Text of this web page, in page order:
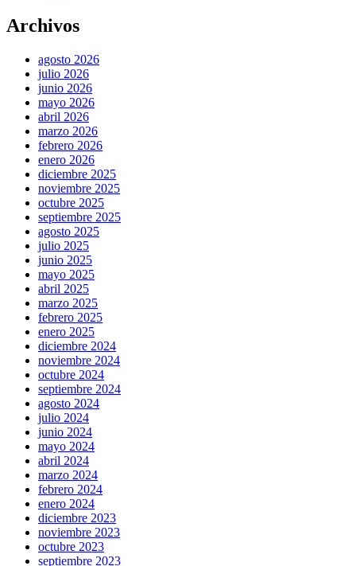
Archivos
agosto 2026
julio 2026
junio 2026
mayo 2026
abril 2026
marzo 2026
febrero 2026
enero 2026
diciembre 2025
noviembre 2025
octubre 2025
septiembre 2025
agosto 2025
julio 2025
junio 2025
mayo 2025
abril 2025
marzo 2025
febrero 2025
enero 2025
diciembre 2024
noviembre 2024
octubre 2024
septiembre 2024
agosto 2024
julio 2024
junio 2024
mayo 2024
abril 2024
marzo 2024
febrero 2024
enero 2024
diciembre 2023
noviembre 2023
octubre 2023
septiembre 2023